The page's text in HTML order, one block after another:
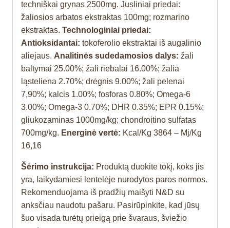
techniškai grynas 2500mg. Jusliniai priedai:
žaliosios arbatos ekstraktas 100mg; rozmarino
ekstraktas. Technologiniai priedai:
Antioksidantai: tokoferolio ekstraktai iš augalinio
aliejaus. Analitinės sudedamosios dalys: žali
baltymai 25.00%; žali riebalai 16.00%; žalia
ląsteliena 2.70%; drėgnis 9.00%; žali pelenai
7,90%; kalcis 1.00%; fosforas 0.80%; Omega-6
3.00%; Omega-3 0.70%; DHR 0.35%; EPR 0.15%;
gliukozaminas 1000mg/kg; chondroitino sulfatas
700mg/kg. Energinė vertė: Kcal/Kg 3864 – Mj/Kg
16,16
Šėrimo instrukcija: Produktą duokite tokį, koks jis
yra, laikydamiesi lentelėje nurodytos paros normos.
Rekomenduojama iš pradžių maišyti N&D su
anksčiau naudotu pašaru. Pasirūpinkite, kad jūsų
šuo visada turėtų prieigą prie švaraus, šviežio